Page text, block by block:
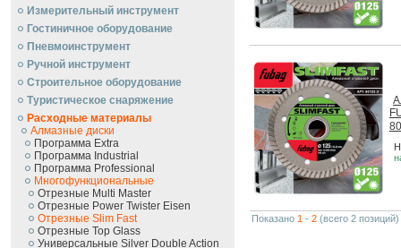
Измерительный инструмент
Гостиничное оборудование
Пневмоинструмент
Ручной инcтрумент
Строительное оборудование
Туристическое снаряжение
Расходные материалы
Алмазные диски
Программа Extra
Программа Industrial
Программа Professional
Многофункциональные
Отрезные Multi Master
Отрезные Power Twister Eisen
Отрезные Slim Fast
Отрезные Top Glass
Универсальные Silver Double Action
Показано 1 - 2 (всего 2 позиций)